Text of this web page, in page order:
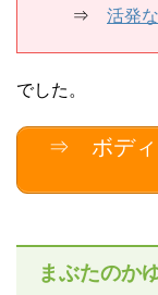
⇒ 活発
でした。
⇒ ボディ
まぶたのか